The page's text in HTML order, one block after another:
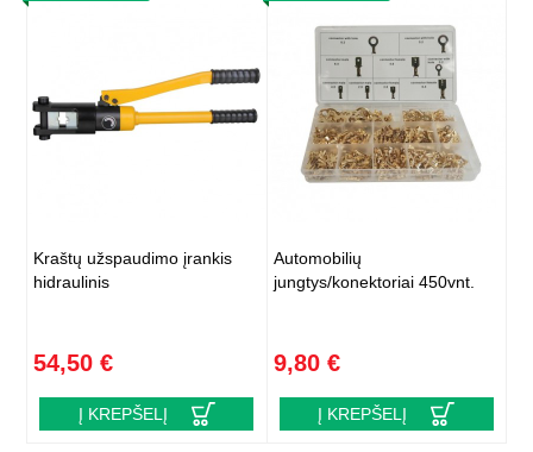
Kraštų užspaudimo įrankis
hidraulinis
54,50 €
Į KREPŠELĮ
Automobilių
jungtys/konektoriai 450vnt.
9,80 €
Į KREPŠELĮ